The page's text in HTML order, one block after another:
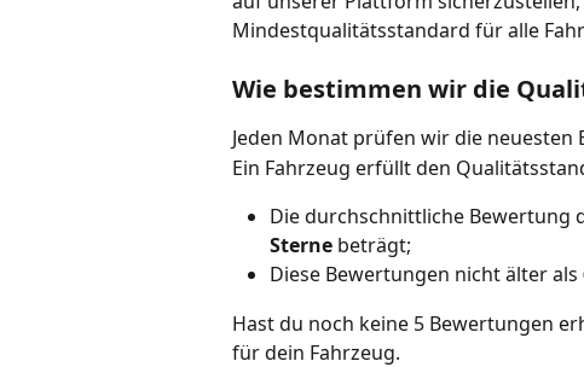
Mindestqualitätsstandard für alle
Wie bestimmen wir die
Jeden Monat prüfen wir die
Ein Fahrzeug erfüllt den
Die durchschnittliche Bewertung
Sterne beträgt;
Diese Bewertungen nicht älter als
Hast du noch keine 5 Bewertungen
für dein Fahrzeug.